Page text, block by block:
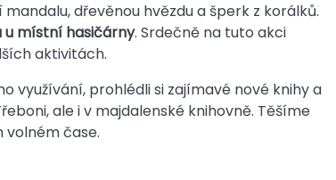
dřevěnou hvězdu a šperk z korálků.
místní hasičárny. Srdečně na tuto akci
aktivitách.
využívání, prohlédli si zajímavé nové knihy a
ale i v majdalenské knihovně. Těšíme
volném čase.